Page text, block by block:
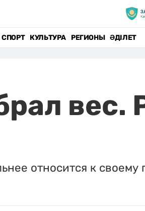
СПОРТ КУЛЬТУРА РЕГИОНЫ ӘДІЛЕТ
вес.
относится к своему